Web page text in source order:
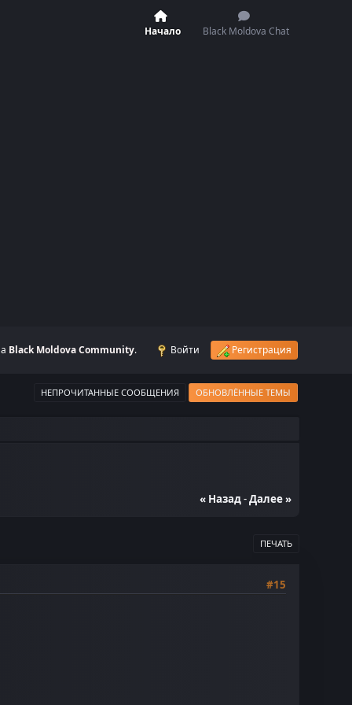
Начало Black Moldova Chat
Black Moldova Community. Войти Регистрация
НЕПРОЧИТАННЫЕ СООБЩЕНИЯ ОБНОВЛЁННЫЕ ТЕМЫ
« Назад-Далее »
ПЕЧАТЬ
#15